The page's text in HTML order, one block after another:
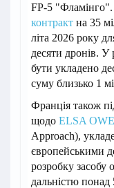
FP-5
контракт на 35
літа 2026 року
десяти дронів.
бути укладено
суму близько 1
Франція також
щодо ELSA
Approach),
європейськими
розробку засобу
дальністю понад